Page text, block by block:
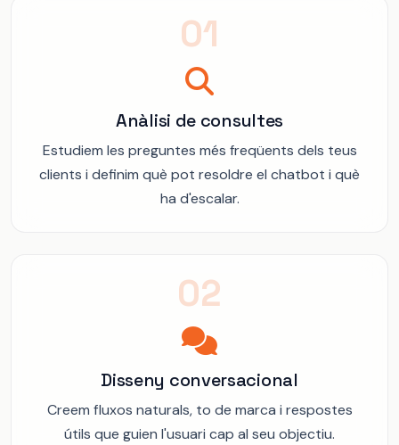
01
Anàlisi de consultes
Estudiem les preguntes més freqüents dels teus
clients i definim què pot resoldre el chatbot i què
ha d'escalar.
02
Disseny conversacional
Creem fluxos naturals, to de marca i respostes
útils que guien l'usuari cap al seu objectiu.